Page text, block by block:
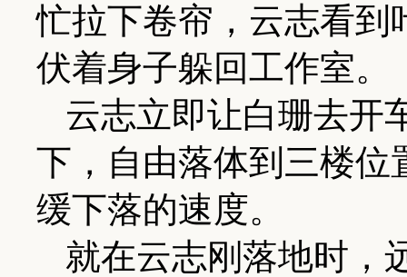
忙拉下卷帘，云志看到
伏着身子躲回工作室。
云志立即让白珊去开
下，自由落体到三楼位
缓下落的速度。
就在云志刚落地时，